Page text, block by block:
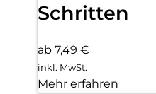
Schritten
ab 7,49 €
inkl. MwSt.
Mehr erfahren